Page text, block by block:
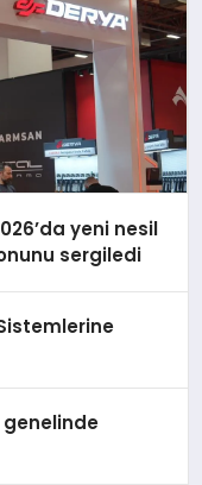
yeni nesil
sergiledi
genelinde